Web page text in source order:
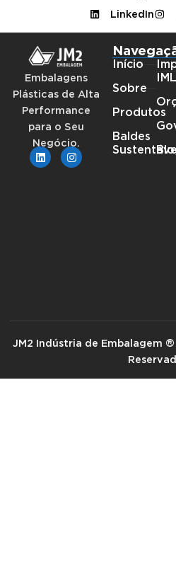
LinkedIn
Embalagens
Plásticas de Alta
Performance
para o Seu
Negócio.
Início
Sobre
Produtos
Baldes
IML
JM2 Indústria de Embalagem